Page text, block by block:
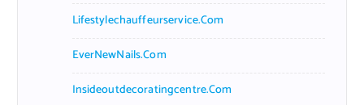
Lifestylechauffeurservice.com
EverNewNails.com
Insideoutdecoratingcentre.com